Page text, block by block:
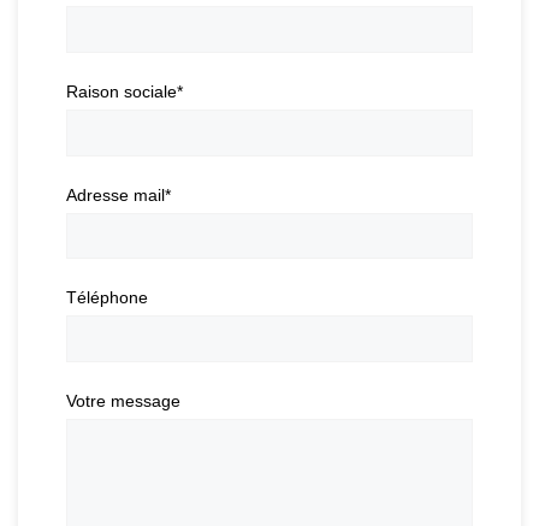
Raison sociale*
Adresse mail*
Téléphone
Votre message